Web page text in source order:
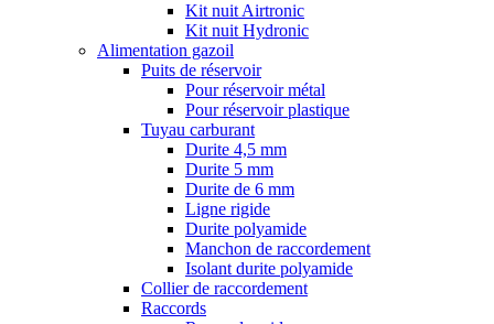
Kit nuit Airtronic
Kit nuit Hydronic
Alimentation gazoil
Puits de réservoir
Pour réservoir métal
Pour réservoir plastique
Tuyau carburant
Durite 4,5 mm
Durite 5 mm
Durite de 6 mm
Ligne rigide
Durite polyamide
Manchon de raccordement
Isolant durite polyamide
Collier de raccordement
Raccords